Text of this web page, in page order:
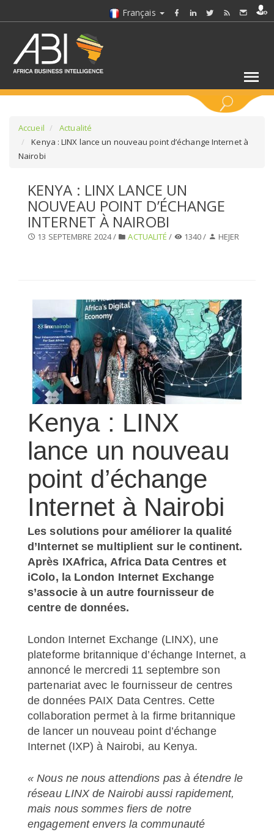
Français
SÉLECTIONNEZ UN DOSSIER
SELECTIONNEZ UNE SECTION
Accueil
Actualité
Kenya : LINX lance un nouveau point d’échange Internet à
Nairobi
KENYA : LINX LANCE UN
NOUVEAU POINT D’ÉCHANGE
INTERNET À NAIROBI
13 SEPTEMBRE 2024 / ACTUALITÉ / 1340 / HEJER
Kenya : LINX
lance un nouveau
point d’échange
Internet à Nairobi
Les solutions pour améliorer la qualité
d’Internet se multiplient sur le continent.
Après IXAfrica, Africa Data Centres et
iColo, la London Internet Exchange
s’associe à un autre fournisseur de
centre de données.
London Internet Exchange (LINX), une
plateforme britannique d’échange Internet, a
annoncé le mercredi 11 septembre son
partenariat avec le fournisseur de centres
de données PAIX Data Centres. Cette
collaboration permet à la firme britannique
de lancer un nouveau point d’échange
Internet (IXP) à Nairobi, au Kenya.
« Nous ne nous attendions pas à étendre le
réseau LINX de Nairobi aussi rapidement,
mais nous sommes fiers de notre
engagement envers la communauté